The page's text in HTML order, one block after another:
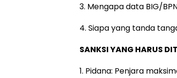
3. Mengapa data BIG/
4. Siapa yang tanda
SANKSI YANG HARUS
1. Pidana: Penjara